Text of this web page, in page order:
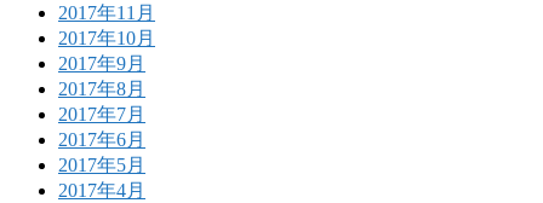
2017年11月
2017年10月
2017年9月
2017年8月
2017年7月
2017年6月
2017年5月
2017年4月